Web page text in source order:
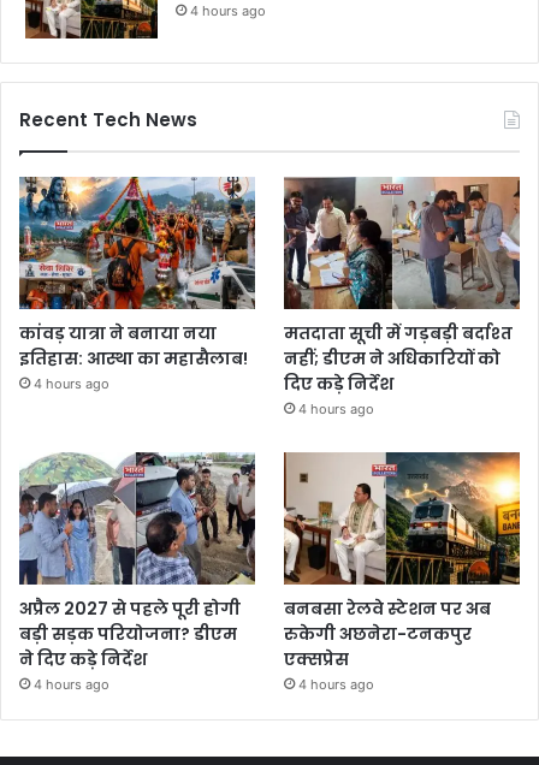
4 hours ago
Recent Tech News
कांवड़ यात्रा ने बनाया नया
इतिहास: आस्था का महासैलाब!
4 hours ago
मतदाता सूची में गड़बड़ी बर्दाश्त
नहीं; डीएम ने अधिकारियों को
दिए कड़े निर्देश
4 hours ago
अप्रैल 2027 से पहले पूरी होगी
बड़ी सड़क परियोजना? डीएम
ने दिए कड़े निर्देश
4 hours ago
बनबसा रेलवे स्टेशन पर अब
रुकेगी अछनेरा-टनकपुर
एक्सप्रेस
4 hours ago